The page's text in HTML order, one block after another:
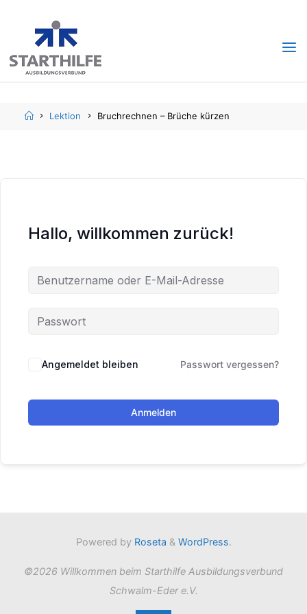
HomeLektion Bruchrechnen – Brüche kürzen
Hallo, willkommen zurück!
Angemeldet bleiben Passwort vergessen?
Anmelden
Powered byRoseta & WordPress.
©2026 Willkommen beim Starthilfe Ausbildungsverbund
Schwalm-Eder e.V.